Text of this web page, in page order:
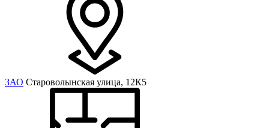
ЗАО Староволынская улица, 12К5